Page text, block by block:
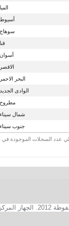
الميا
أسيوط
سوهاج
قنا
أسوان
الاقصر
البحر الاحمر
الوادى الجديد
مطروح
شمال سيناء
جنوب سيناء
السجلات الموجودة في
بخصوص الصفحة الالكترونية